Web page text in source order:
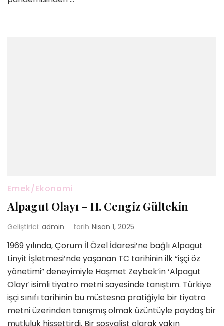
Emek/Ekonomi
Alpagut Olayı – H. Cengiz Gültekin
Geliştirici: admin tarih Nisan 1, 2025
1969 yılında, Çorum İl Özel İdaresi’ne bağlı Alpagut
Linyit İşletmesi’nde yaşanan TC tarihinin ilk “işçi öz
yönetimi” deneyimiyle Haşmet Zeybek’in ‘Alpagut
Olayı’ isimli tiyatro metni sayesinde tanıştım. Türkiye
işçi sınıfı tarihinin bu müstesna pratiğiyle bir tiyatro
metni üzerinden tanışmış olmak üzüntüyle paydaş bir